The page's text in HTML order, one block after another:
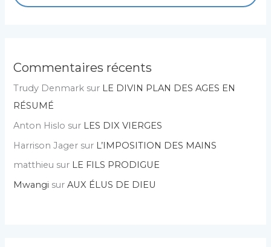
Commentaires récents
Trudy Denmark sur LE DIVIN PLAN DES AGES EN
RÉSUMÉ
Anton Hislo sur LES DIX VIERGES
Harrison Jager sur L’IMPOSITION DES MAINS
matthieu sur LE FILS PRODIGUE
Mwangi surAUX ÉLUS DE DIEU